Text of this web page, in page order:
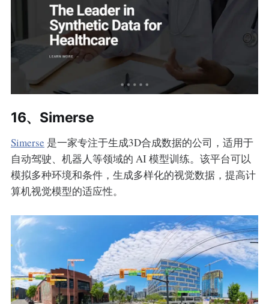
16、Simerse
Simerse 是一家专注于生成3D合成数据的公司，适用于
自动驾驶、机器人等领域的 AI 模型训练。该平台可以
模拟多种环境和条件，生成多样化的视觉数据，提高计
算机视觉模型的适应性。